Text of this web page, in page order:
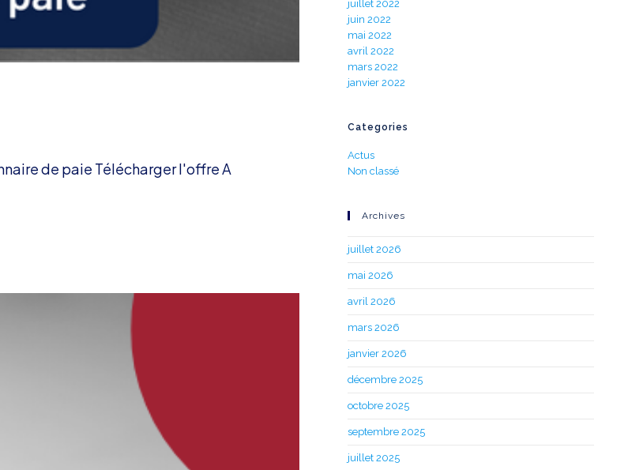
de paie Télécharger l'offre A
juillet 2022
juin 2022
mai 2022
avril 2022
mars 2022
janvier 2022
Categories
Actus
Non classé
Archives
juillet 2026
mai 2026
avril 2026
mars 2026
janvier 2026
décembre 2025
octobre 2025
septembre 2025
juillet 2025